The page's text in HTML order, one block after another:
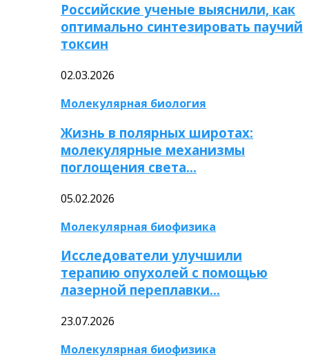
Российские ученые выяснили, как
оптимально синтезировать паучий
токсин
02.03.2026
Молекулярная биология
Жизнь в полярных широтах:
молекулярные механизмы
поглощения света…
05.02.2026
Молекулярная биофизика
Исследователи улучшили
терапию опухолей с помощью
лазерной переплавки…
23.07.2026
Молекулярная биофизика